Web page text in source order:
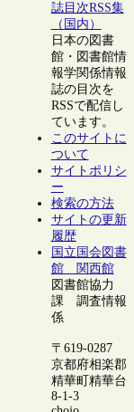
誌目次RSS集
（国内）
日本の図書
館・図書館情
報学関係情報
誌の目次を
RSSで配信し
ています。
このサイトに
ついて
サイトポリシ
ー
検索の方法
サイトの更新
履歴
国立国会図書
館 関西館
図書館協力
課 調査情報
係
〒619-0287
京都府相楽郡
精華町精華台
8-1-3